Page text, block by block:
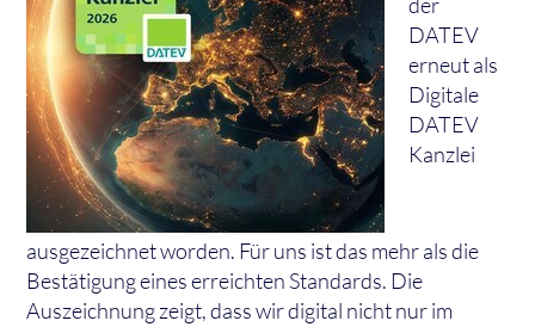
DATEV
erneut als
Digitale
DATEV
Kanzlei
ausgezeichnet worden. Für uns ist das mehr als die
Bestätigung eines erreichten Standards. Die
Auszeichnung zeigt, dass wir digital nicht nur im